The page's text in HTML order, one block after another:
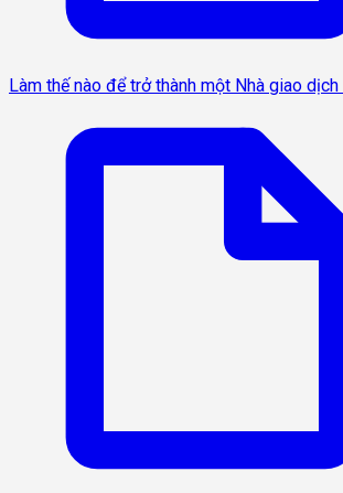
Làm thế nào để trở thành một Nhà giao dịch